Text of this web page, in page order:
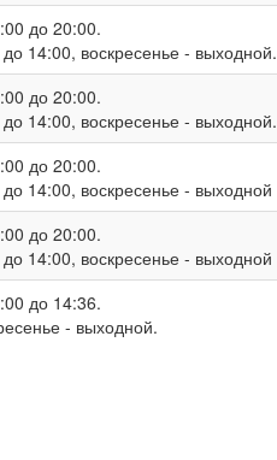
до 20:00.
14:00, воскресенье - выходной.
до 20:00.
14:00, воскресенье - выходной.
до 20:00.
14:00, воскресенье - выходной
до 20:00.
14:00, воскресенье - выходной
до 14:36.
- выходной.